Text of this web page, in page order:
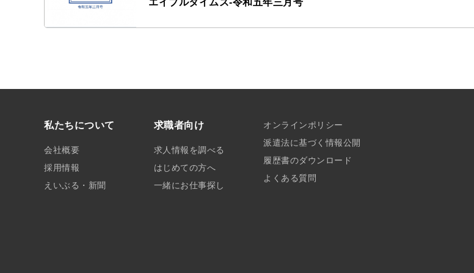
私たちについて
会社概要
採用情報
えいぶる・新聞
求職者向け
求人情報を調べる
はじめての方へ
一緒にお仕事探し
オンラインポリシー
派遣法に基づく情報公開
履歴書のダウンロード
よくある質問